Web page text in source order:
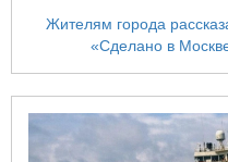
Жителям города
«Сделано в